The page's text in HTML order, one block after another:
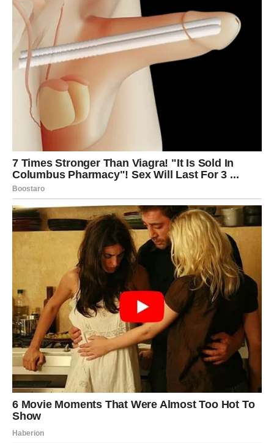
pretjerano pričanje. Bezumno brbljanje ne samo da može
naškoditi onima oko nas, već nas može i odvratiti od
postizanja unutarnjeg mira. Snaga i slabost: Što definira
našu snagu, a što našu slabost? Na putu duhovnog razvoja
važno je prepoznati čimbenike koji doprinose našoj snazi ​​i
one koji vode našoj slabosti.
Najmoćnija osoba je ona koja može shvatiti istinu.
Priznavanje stvarnosti, bez obzira na izazove, pokazuje
pravu snagu. Najmilostivija osoba je ona koja sebe smatra
otpornom. Zapravo, ponos i nerazumijevanje osobne
snage često otkrivaju skrivenu slabost. Najmudrija osoba
je ona koja čuva svoje srce. Prepoznavanje vlastitih
emocija i misli ključ je duhovnog razvoja.
Oglasi